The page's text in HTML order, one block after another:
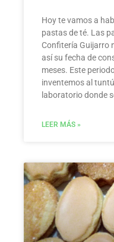
Hoy te vamos a
pastas de té. Las
Confitería Guijarro
así su fecha de
meses. Este
inventemos al
laboratorio donde
LEER MÁS »